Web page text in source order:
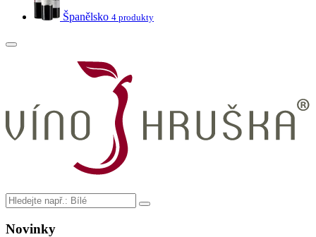
Španělsko 4 produkty
Novinky